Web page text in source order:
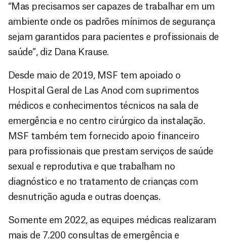
“Mas precisamos ser capazes de trabalhar em um
ambiente onde os padrões mínimos de segurança
sejam garantidos para pacientes e profissionais de
saúde”, diz Dana Krause.
Desde maio de 2019, MSF tem apoiado o
Hospital Geral de Las Anod com suprimentos
médicos e conhecimentos técnicos na sala de
emergência e no centro cirúrgico da instalação.
MSF também tem fornecido apoio financeiro
para profissionais que prestam serviços de saúde
sexual e reprodutiva e que trabalham no
diagnóstico e no tratamento de crianças com
desnutrição aguda e outras doenças.
Somente em 2022, as equipes médicas realizaram
mais de 7.200 consultas de emergência e